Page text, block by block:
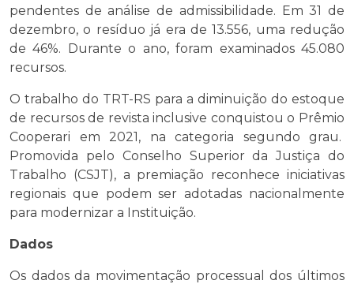
pendentes de análise de admissibilidade. Em 31 de
dezembro, o resíduo já era de 13.556, uma redução
de 46%. Durante o ano, foram examinados 45.080
recursos.
O trabalho do TRT-RS para a diminuição do estoque
de recursos de revista inclusive conquistou o Prêmio
Cooperari em 2021, na categoria segundo grau.
Promovida pelo Conselho Superior da Justiça do
Trabalho (CSJT), a premiação reconhece iniciativas
regionais que podem ser adotadas nacionalmente
para modernizar a Instituição.
Dados
Os dados da movimentação processual dos últimos